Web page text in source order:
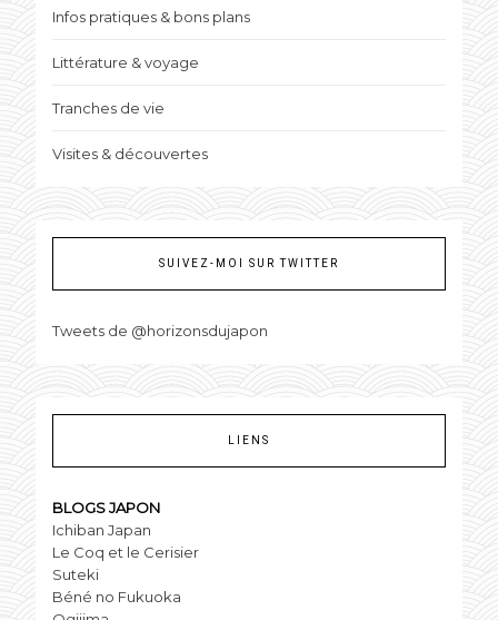
Infos pratiques & bons plans
Littérature & voyage
Tranches de vie
Visites & découvertes
SUIVEZ-MOI SUR TWITTER
Tweets de @horizonsdujapon
LIENS
BLOGS JAPON
Ichiban Japan
Le Coq et le Cerisier
Suteki
Béné no Fukuoka